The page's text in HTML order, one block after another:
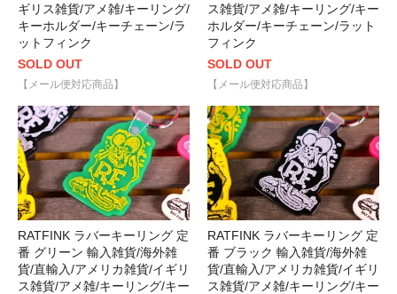
ギリス雑貨/アメ雑/キーリング/
キーホルダー/キーチェーン/ラ
ットフィンク
SOLD OUT
【メール便対応商品】
ス雑貨/アメ雑/キーリング/キー
ホルダー/キーチェーン/ラット
フィンク
SOLD OUT
【メール便対応商品】
RATFINK ラバーキーリング 定
番 グリーン 輸入雑貨/海外雑
貨/直輸入/アメリカ雑貨/イギリ
ス雑貨/アメ雑/キーリング/キー
RATFINK ラバーキーリング 定
番 ブラック 輸入雑貨/海外雑
貨/直輸入/アメリカ雑貨/イギリ
ス雑貨/アメ雑/キーリング/キー